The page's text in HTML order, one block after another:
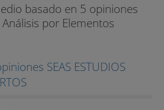
basado en 5 opiniones
por Elementos
SEAS ESTUDIOS